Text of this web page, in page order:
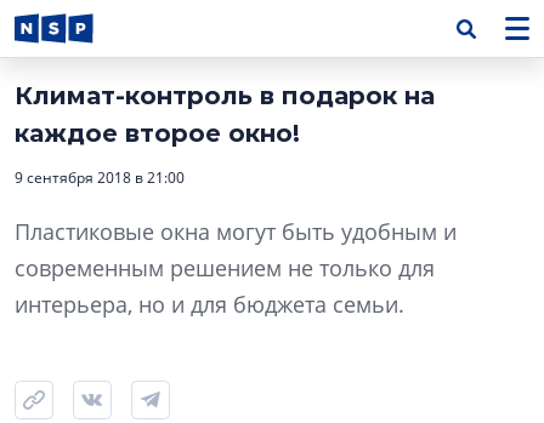
Климат-контроль в подарок на
каждое второе окно!
9 сентября 2018 в 21:00
Пластиковые окна могут быть удобным и
современным решением не только для
интерьера, но и для бюджета семьи.